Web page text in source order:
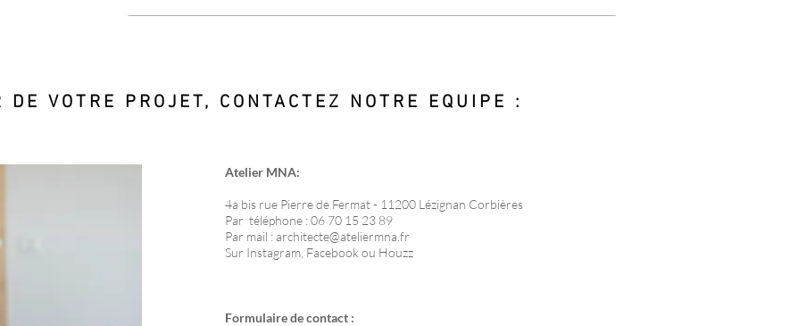
DE VOTRE PROJET, CONTACTEZ NOTRE EQUIPE :
Atelier MNA:
4a bis rue Pierre de Fermat - 11200 Lézignan Corbières
Par téléphone : 06 70 15 23 89
Par mail :architecte@ateliermna.fr
Sur Instagram, Facebook ou Houzz
Formulaire de contact :